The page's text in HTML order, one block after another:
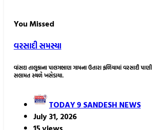
You Missed
વરસાદી સમસ્યા
વાંસદા તાલુકાના પાલગભાણ ગામના ઉતારા ફળિયામાં વરસાદી
સલામત સ્થળે ખસેડાયા.
TODAY 9 SANDESH NEWS
July 31, 2026